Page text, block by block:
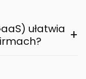
ułatwia +